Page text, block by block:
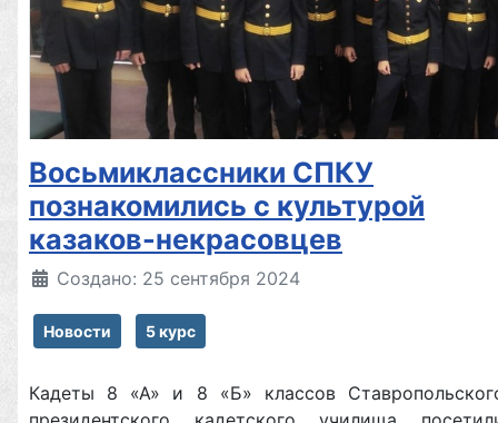
Восьмиклассники СПКУ
познакомились с культурой
казаков-некрасовцев
Создано: 25 сентября 2024
Новости 5 курс
Кадеты 8 «А» и 8 «Б» классов